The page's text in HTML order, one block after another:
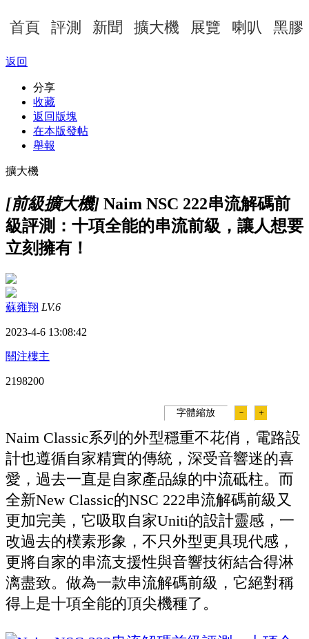
首頁 評測 新聞 擴大機 展覽 喇叭 黑膠
返回
分享
收藏
返回版塊
在本版發帖
舉報
擴大機
[前級擴大機] Naim NSC 222串流解碼前
級評測：十項全能的串流前級，讓人想要
立刻擁有！
蘇雍翔 LV.6
2023-4-6 13:08:42
關注樓主
2198200
字體縮放 － ＋
Naim Classic系列的外型穩重不花俏，電路設
計也遵循自家精實的傳統，深受音響迷的喜
愛，過去一直是自家產品線的中流砥柱。而
全新New Classic的NSC 222串流解碼前級又
更加完美，它吸取自家Uniti的設計靈感，一
改過去的樸素形象，不只外型更具現代感，
更將自家的串流支援性與音響技術結合得淋
漓盡致。做為一款串流解碼前級，它絕對稱
得上是十項全能的頂尖機種了。